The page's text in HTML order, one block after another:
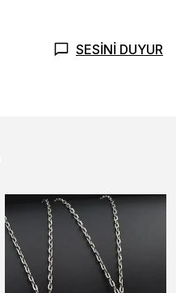
SESİNİ DUYUR